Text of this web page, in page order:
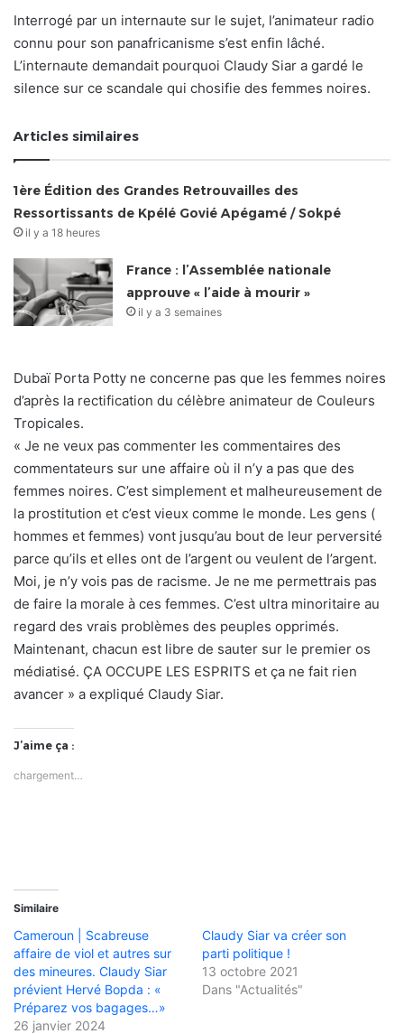
Interrogé par un internaute sur le sujet, l’animateur radio
connu pour son panafricanisme s’est enfin lâché.
L’internaute demandait pourquoi Claudy Siar a gardé le
silence sur ce scandale qui chosifie des femmes noires.
Articles similaires
1ère Édition des Grandes Retrouvailles des
Ressortissants de Kpélé Govié Apégamé / Sokpé
il y a 18 heures
France : l’Assemblée nationale
approuve « l’aide à mourir »
il y a 3 semaines
Dubaï Porta Potty ne concerne pas que les femmes noires
d’après la rectification du célèbre animateur de Couleurs
Tropicales.
« Je ne veux pas commenter les commentaires des
commentateurs sur une affaire où il n’y a pas que des
femmes noires. C’est simplement et malheureusement de
la prostitution et c’est vieux comme le monde. Les gens (
hommes et femmes) vont jusqu’au bout de leur perversité
parce qu’ils et elles ont de l’argent ou veulent de l’argent.
Moi, je n’y vois pas de racisme. Je ne me permettrais pas
de faire la morale à ces femmes. C’est ultra minoritaire au
regard des vrais problèmes des peuples opprimés.
Maintenant, chacun est libre de sauter sur le premier os
médiatisé. ÇA OCCUPE LES ESPRITS et ça ne fait rien
avancer » a expliqué Claudy Siar.
J’aime ça :
chargement…
Similaire
Cameroun | Scabreuse
affaire de viol et autres sur
des mineures. Claudy Siar
prévient Hervé Bopda : «
Préparez vos bagages…»
26 janvier 2024
Claudy Siar va créer son
parti politique !
13 octobre 2021
Dans "Actualités"